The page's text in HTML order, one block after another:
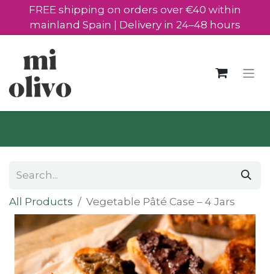
FREE shipping on orders over €40 within
mainland Spain | Delivery in 24–48 hours
All Products Vegetable Pâté Case – 4 Jars